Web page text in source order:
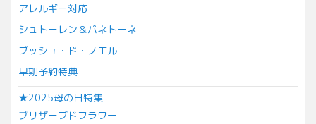
アレルギー対応
シュトーレン＆パネトーネ
ブッシュ・ド・ノエル
早期予約特典
★2025母の日特集
プリザーブドフラワー